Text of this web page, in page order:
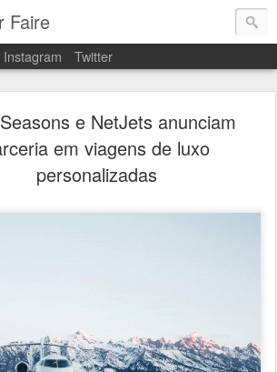
Faire
Instagram Twitter
e NetJets anunciam
em viagens de luxo
personalizadas